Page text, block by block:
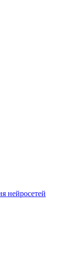
нейросетей